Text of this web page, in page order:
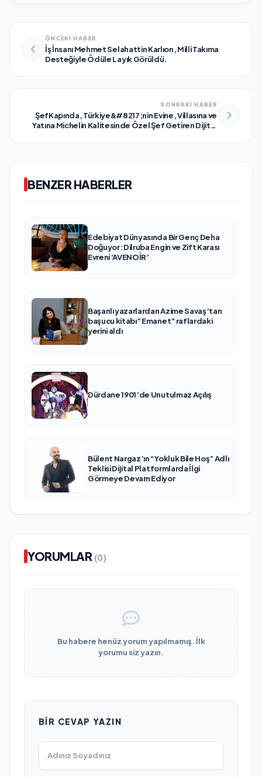
ÖNCEKİ HABER
İş İnsanı Mehmet Selahattin Karlıon, Milli Takıma
Desteğiyle Ödüle Layık Görüldü.
SONRAKİ HABER
ŞefKapında, Türkiye&#8217;nin Evine, Villasına ve
Yatına Michelin Kalitesinde Özel Şef Getiren Dijital
BENZER HABERLER
Edebiyat Dünyasında Bir Genç Deha
Doğuyor: Dilruba Engin ve Zift Karası
Evreni ‘AVENOİR’
Başarılı yazarlardan Azime Savaş’tan
başucu kitabı “Emanet” raflardaki
yerini aldı
Dürdane 1901’de Unutulmaz Açılış
Bülent Nargaz’ın “Yokluk Bile Hoş” Adlı
Teklisi Dijital Platformlarda İlgi
Görmeye Devam Ediyor
YORUMLAR (0)
Bu habere henüz yorum yapılmamış. İlk
yorumu siz yazın.
BIR CEVAP YAZIN